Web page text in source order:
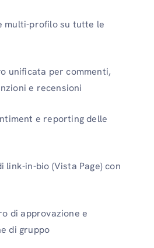
multi-profilo su tutte le
unificata per commenti,
e recensioni
e reporting delle
link-in-bio (Vista Page) con
di approvazione e
di gruppo